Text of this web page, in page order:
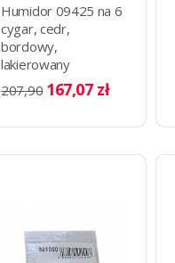
Humidor 09425 na 6
cygar, cedr,
bordowy,
lakierowany
19x11x4.5 cm
207,90 167,07 zł